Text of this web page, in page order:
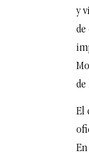
y
de
de
El